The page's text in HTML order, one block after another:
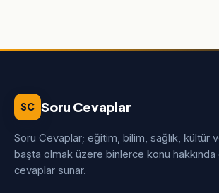
SC Soru Cevaplar
Soru Cevaplar; eğitim, bilim, sağlık, kültür
başta olmak üzere binlerce konu
cevaplar sunar.